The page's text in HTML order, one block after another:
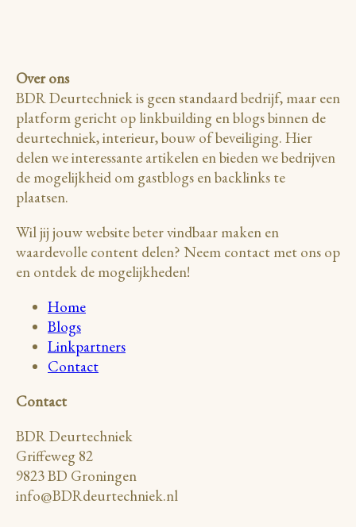
Over ons
BDR Deurtechniek is geen standaard bedrijf, maar een
platform gericht op linkbuilding en blogs binnen de
deurtechniek, interieur, bouw of beveiliging. Hier
delen we interessante artikelen en bieden we bedrijven
de mogelijkheid om gastblogs en backlinks te
plaatsen.
Wil jij jouw website beter vindbaar maken en
waardevolle content delen? Neem contact met ons op
en ontdek de mogelijkheden!
Home
Blogs
Linkpartners
Contact
Contact
BDR Deurtechniek
Griffeweg 82
9823 BD Groningen
info@BDRdeurtechniek.nl